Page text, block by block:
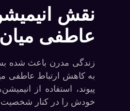
نقش
عاطفی میان
زندگی مدرن باعث شده
به کاهش ارتباط عاطفی
پیوند، استفاده از
خودش را در کنار